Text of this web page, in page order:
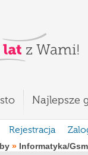
Najlepsze
Rejestracja
» Informatyka/Gsm